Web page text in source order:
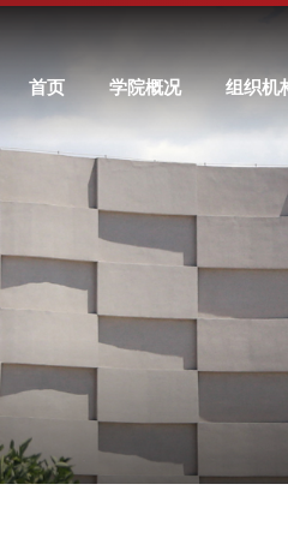
首页 学院概况 组织机